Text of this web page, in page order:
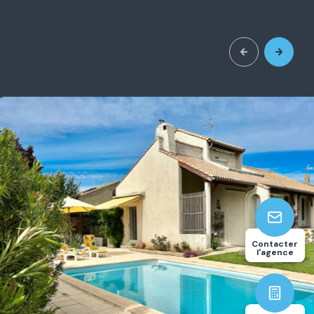
3
chambre(s)
117.94
m²
Contacter
l'agence